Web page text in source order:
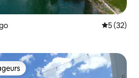
5 (32)
les plus appréciés